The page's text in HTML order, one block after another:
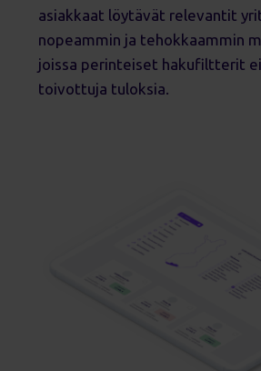
asiakkaat löytävät relevantit
nopeammin ja tehokkaammin
joissa perinteiset hakufiltterit
toivottuja tuloksia.